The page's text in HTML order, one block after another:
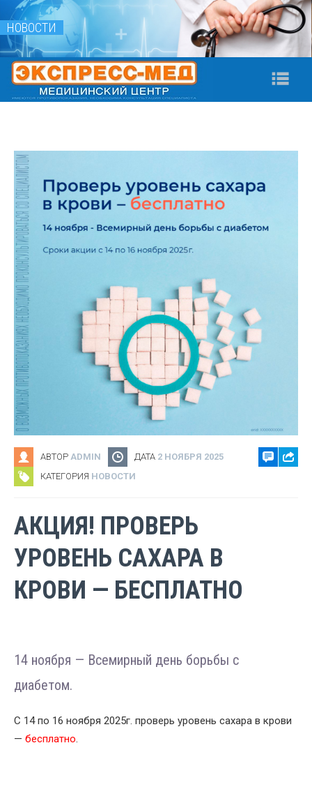
НОВОСТИ
АВТОР ADMIN ДАТА 2 НОЯБРЯ 2025
КАТЕГОРИЯ НОВОСТИ
АКЦИЯ! ПРОВЕРЬ
УРОВЕНЬ САХАРА В
КРОВИ — БЕСПЛАТНО
14 ноября — Всемирный день борьбы с
диабетом.
С 14 по 16 ноября 2025г. проверь уровень сахара в крови
— бесплатно.